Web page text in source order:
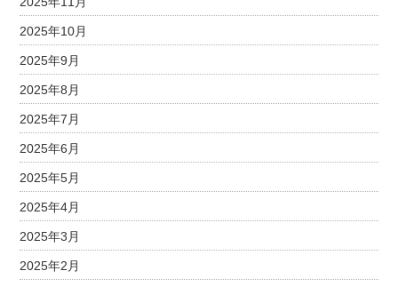
2025年10月
2025年9月
2025年8月
2025年7月
2025年6月
2025年5月
2025年4月
2025年3月
2025年2月